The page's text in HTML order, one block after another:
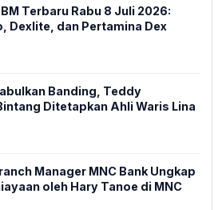
Terbaru Rabu 8 Juli 2026:
Dexlite, dan Pertamina Dex
Banding, Teddy
Ditetapkan Ahli Waris Lina
Manager MNC Bank Ungkap
oleh Hary Tanoe di MNC